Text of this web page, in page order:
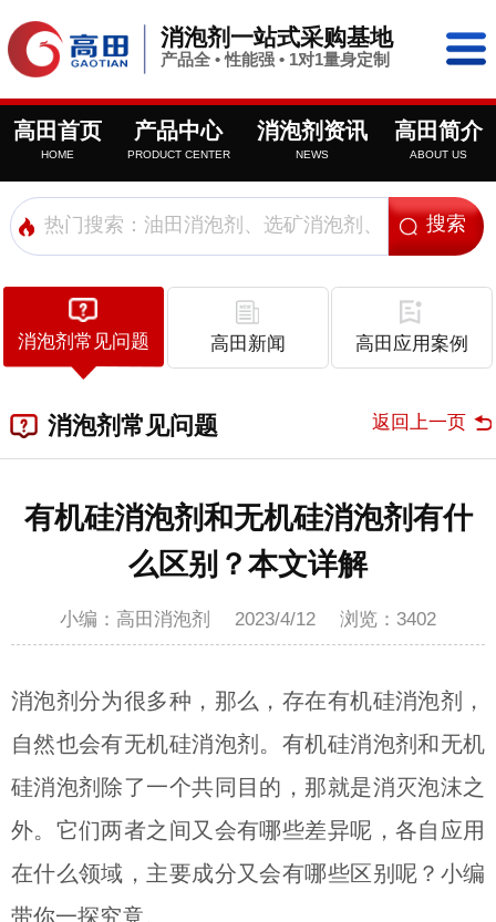
消泡剂一站式采购基地
产品全 • 性能强 • 1对1量身定制
高田首页
HOME
产品中心
PRODUCT CENTER
消泡剂资讯
NEWS
高田简介
ABOUT US
消泡剂常见问题 高田新闻 高田应用案例
消泡剂常见问题 返回上一页
有机硅消泡剂和无机硅消泡剂有什
么区别？本文详解
小编：高田消泡剂 2023/4/12 浏览： 3402
消泡剂分为很多种，那么，存在有机硅消泡剂，
自然也会有无机硅消泡剂。有机硅消泡剂和无机
硅消泡剂除了一个共同目的，那就是消灭泡沫之
外。它们两者之间又会有哪些差异呢，各自应用
在什么领域，主要成分又会有哪些区别呢？小编
带你一探究竟。